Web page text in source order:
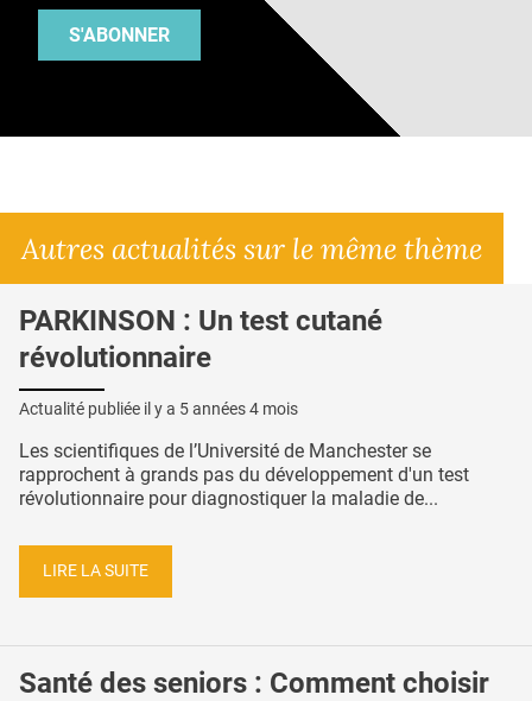
S'ABONNER
Autres actualités sur le même thème
PARKINSON : Un test cutané
révolutionnaire
Actualité publiée il y a 5 années 4 mois
Les scientifiques de l’Université de Manchester se
rapprochent à grands pas du développement d'un test
révolutionnaire pour diagnostiquer la maladie de...
LIRE LA SUITE
Santé des seniors : Comment choisir